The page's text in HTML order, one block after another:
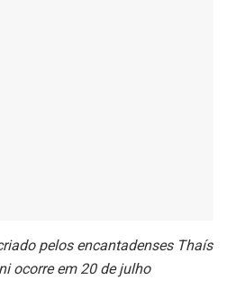
pelos encantadenses Thaís
ocorre em 20 de julho